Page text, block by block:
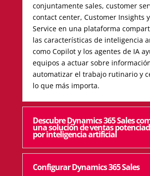
conjuntamente sales, customer
contact center, Customer Insights
Service en una plataforma
las características de inteligencia
como Copilot y los agentes de IA
equipos a actuar sobre
automatizar el trabajo rutinario y
lo que más importa.
Descubre Dynamics 365 Sales
una solución de ventas
por inteligencia artificial
Configurar Dynamics 365 Sales